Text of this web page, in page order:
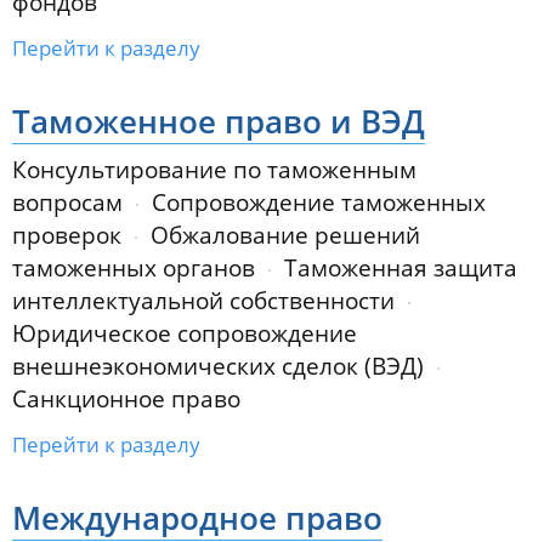
Перейти к разделу
Таможенное право и ВЭД
Консультирование по таможенным
вопросам
Сопровождение таможенных
проверок
Обжалование решений
таможенных органов
Таможенная защита
интеллектуальной собственности
Юридическое сопровождение
внешнеэкономических сделок (ВЭД)
Санкционное право
Перейти к разделу
Международное право